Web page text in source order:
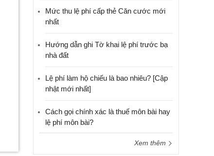
Mức thu lệ phí cấp thẻ Căn cước mới
nhất
Hướng dẫn ghi Tờ khai lệ phí trước bạ
nhà đất
Lệ phí làm hộ chiếu là bao nhiêu? [Cập
nhật mới nhất]
Cách gọi chính xác là thuế môn bài hay
lệ phí môn bài?
Xem thêm